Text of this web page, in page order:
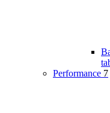
Performance 7